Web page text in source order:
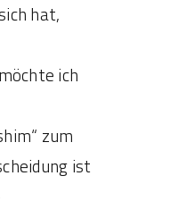
hat,
ich
zum
ist